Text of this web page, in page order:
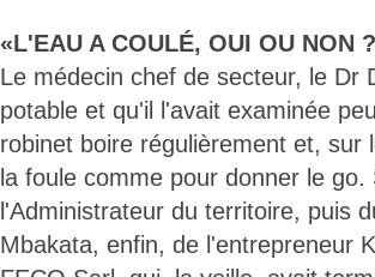
«L'EAU A COULÉ, OUI OU NON
Le médecin chef de secteur, le Dr
potable et qu'il l'avait examinée
robinet boire régulièrement et, sur
la foule comme pour donner le
l'Administrateur du territoire, puis
Mbakata, enfin, de l'entrepreneur